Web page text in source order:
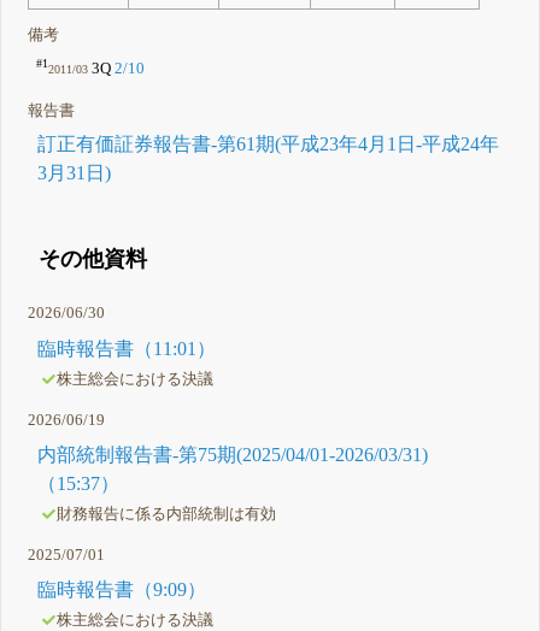
備考
#12011/033Q 2/10
報告書
訂正有価証券報告書-第61期(平成23年4月1日-平成24年
3月31日)
その他資料
2026/06/30
臨時報告書（11:01）
株主総会における決議
2026/06/19
内部統制報告書-第75期(2025/04/01-2026/03/31)
（15:37）
財務報告に係る内部統制は有効
2025/07/01
臨時報告書（9:09）
株主総会における決議